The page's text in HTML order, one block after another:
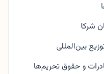
شرکا
بین‌المللی
و حقوق تحریم‌ها